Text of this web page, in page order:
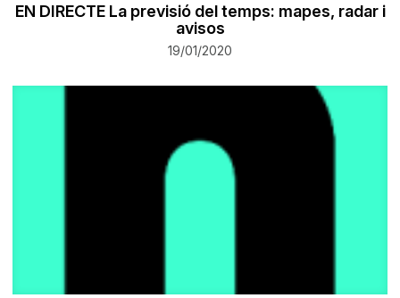
EN DIRECTE La previsió del temps: mapes, radar i
avisos
19/01/2020